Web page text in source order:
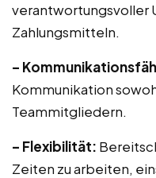
verantwortungsvoller
Zahlungsmitteln.
–
Kommunikation
Teammitgliedern.
– Flexibilität:
Zeiten zu arbeiten,